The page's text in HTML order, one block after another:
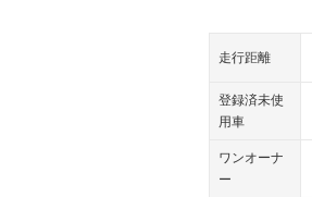
走行距離
登録済未使
用車
ワンオーナ
ー